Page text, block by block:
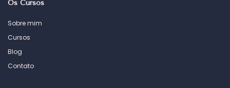
Os Cursos
Sobre mim
Cursos
Blog
Contato